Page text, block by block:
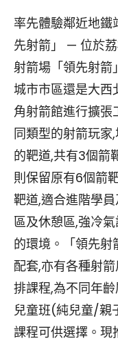
率先體驗鄰近地
先射箭」 — 位於
射箭場「領先射箭
城市市區還是大西
角射箭館進行擴張
同類型的射箭玩
的靶道,共有3個箭
則保留原有6個箭
靶道,適合進階學
區及休憩區,強冷
的環境。「領先
配套,亦有各種射
排課程,為不同年
兒童班(純兒童/親
課程可供選擇。現